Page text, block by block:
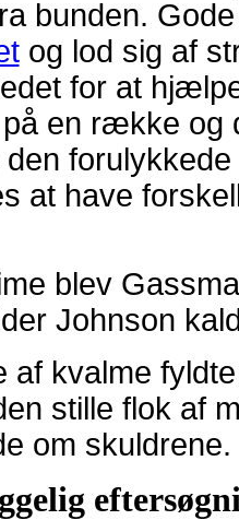
bunden.
og lod sig af
for at
en række og
den
at have
blev
Johnson
af kvalme
stille flok af
om skuldrene.